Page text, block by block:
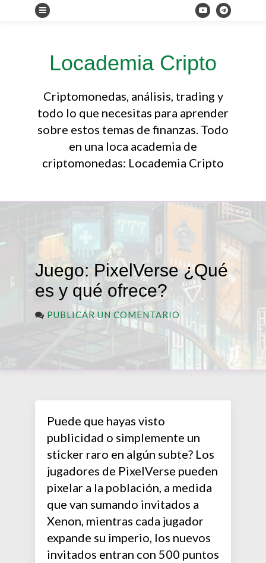
Locademia Cripto
Criptomonedas, análisis, trading y
todo lo que necesitas para aprender
sobre estos temas de finanzas. Todo
en una loca academia de
criptomonedas: Locademia Cripto
Juego: PixelVerse ¿Qué
es y qué ofrece?
PUBLICAR UN COMENTARIO
Puede que hayas visto
publicidad o simplemente un
sticker raro en algún subte? Los
jugadores de PixelVerse pueden
pixelar a la población, a medida
que van sumando invitados a
Xenon, mientras cada jugador
expande su imperio, los nuevos
invitados entran con 500 puntos